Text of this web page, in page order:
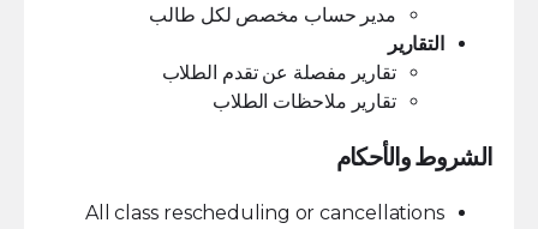
مدير حساب مخصص لكل طالب
التقارير
تقارير مفصلة عن تقدم الطلاب
تقارير ملاحظات الطلاب
الشروط والأحكام
All class rescheduling or cancellations